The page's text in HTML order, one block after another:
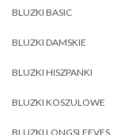
BLUZKI BASIC
BLUZKI DAMSKIE
BLUZKI HISZPANKI
BLUZKI KOSZULOWE
BLUZKI LONGSLEEVES